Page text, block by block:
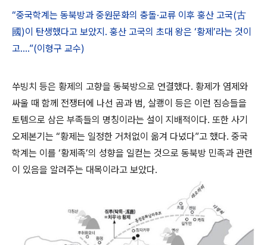
“중국학계는 동북방과 중원문화의 충돌·교류 이후 훙산 고국(古
國)이 탄생했다고 보았지. 훙산 고국의 초대 왕은 ‘황제’라는 것이
고….”(이형구 교수)
쑤빙치 등은 황제의 고향을 동북방으로 연결했다. 황제가 염제와
싸울 때 함께 전쟁터에 나선 곰과 범, 살쾡이 등은 이런 짐승들을
토템으로 삼은 부족들의 명칭이라는 설이 지배적이다. 또한 사기
오제본기는 “황제는 일정한 거처없이 옮겨 다녔다”고 했다. 중국
학계는 이를 ‘황제족’의 성향을 일컫는 것으로 동북방 민족과 관련
이 있음을 알려주는 대목이라고 보았다.